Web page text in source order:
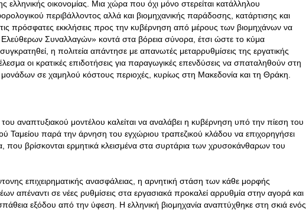
ελληνικής οικονομίας. Μια χώρα που όχι μόνο στερείται κατάλληλου
περιβάλλοντος αλλά και βιομηχανικής παράδοσης, κατάρτισης και
πρόσφατες εκκλήσεις προς την κυβέρνηση από μέρους των βιομηχάνων να
Συναλλαγών» κοντά στα βόρεια σύνορα, έτσι ώστε το κύμα
η πολιτεία απάντησε με απανωτές μεταρρυθμίσεις της εργατικής
οι κρατικές επιδοτήσεις για παραγωγικές επενδύσεις να σπαταληθούν στη
σε χαμηλού κόστους περιοχές, κυρίως στη Μακεδονία και τη Θράκη.
αναπτυξιακού μοντέλου καλείται να αναλάβει η κυβέρνηση υπό την πίεση του
Ταμείου παρά την άρνηση του εγχώριου τραπεζικού κλάδου να επιχορηγήσει
που βρίσκονται ερμητικά κλεισμένα στα συρτάρια των χρυσοκάνθαρων του
επιχειρηματικής ανασφάλειας, η αρνητική στάση των κάθε μορφής
απέναντι σε νέες ρυθμίσεις στα εργασιακά προκαλεί αρρυθμία στην αγορά και
εξόδου από την ύφεση. Η ελληνική βιομηχανία αναπτύχθηκε στη σκιά ενός